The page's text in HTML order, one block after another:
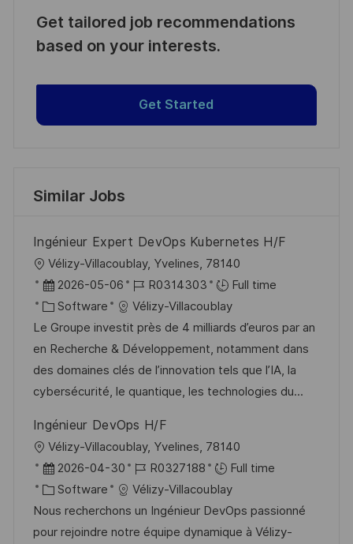
Get tailored job recommendations
based on your interests.
Get Started
Similar Jobs
Ingénieur Expert DevOps Kubernetes H/F
L
o
c
a
t
i
o
Vélizy-Villacoublay, Yvelines, 78140
P
o
s
t
e
d
a
t
e
2026-05-06
J
o
b
I
d
R0314303
Full time
C
a
t
e
g
r
y
Software
Vélizy-Villacoublay
Le Groupe investit près de 4 milliards d’euros par an
en Recherche & Développement, notamment dans
des domaines clés de l’innovation tels que l’IA, la
cybersécurité, le quantique, les technologies du...
Ingénieur DevOps H/F
L
o
c
a
t
Vélizy-Villacoublay, Yvelines, 78140
P
o
s
t
2026-04-30
J
o
b
I
R0327188
Full time
C
a
t
Software
Vélizy-Villacoublay
Nous recherchons un Ingénieur DevOps passionné
pour rejoindre notre équipe dynamique à Vélizy-